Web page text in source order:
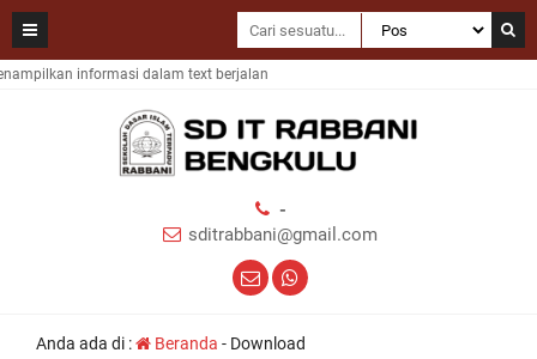
informasi dalam text berjalan
-
sditrabbani@gmail.com
Anda ada di : Beranda - Download